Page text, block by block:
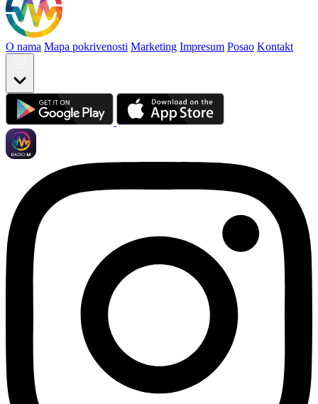
O nama Mapa pokrivenosti Marketing Impresum Posao Kontakt